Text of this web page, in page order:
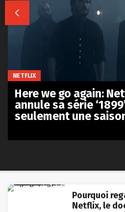
Pourquoi
Netflix, le

NETFLIX
Here we go again:
annule sa série
seulement une